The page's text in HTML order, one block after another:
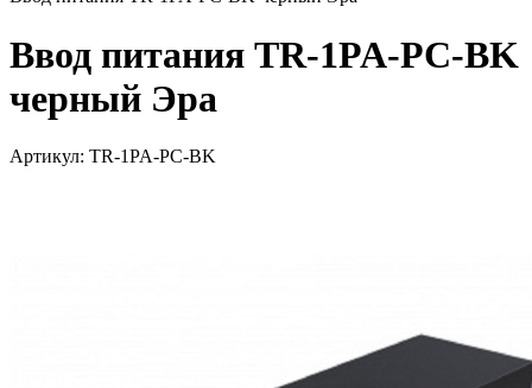
Ввод питания TR-1PA-PC-BK
черный Эра
Артикул: TR-1PA-PC-BK